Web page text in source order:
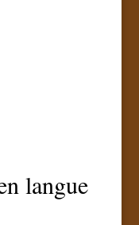
langue